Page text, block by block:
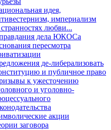
идея,
империализм
любви...
дела ЮКОСа
пересмотра
де-либерализовать
и публичное право
к ужесточению
и уголовно-
акции
заговора